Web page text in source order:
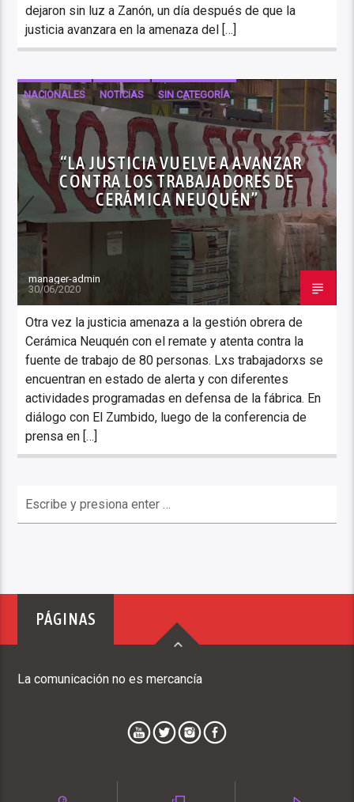
dejaron sin luz a Zanón, un día después de que la
justicia avanzara en la amenaza del […]
NACIONALES NOTICIAS SIN CATEGORÍA
“LA JUSTICIA VUELVE A AVANZAR
CONTRA LOS TRABAJADORES DE
CERÁMICA NEUQUÉN”
manager-admin
30/06/2020
Otra vez la justicia amenaza a la gestión obrera de
Cerámica Neuquén con el remate y atenta contra la
fuente de trabajo de 80 personas. Lxs trabajadorxs se
encuentran en estado de alerta y con diferentes
actividades programadas en defensa de la fábrica. En
diálogo con El Zumbido, luego de la conferencia de
prensa en […]
PÁGINAS
La comunicación no es mercancía